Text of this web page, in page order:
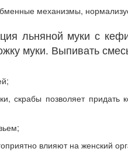
механизмы,
льняной муки с
муки. Выпивать
скрабы позволяет придать
влияют на женский